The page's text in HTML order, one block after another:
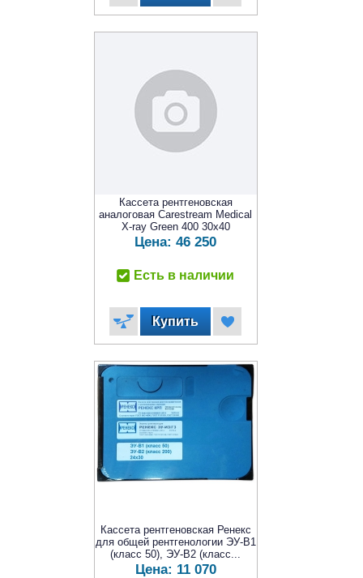
Кассета рентгеновская
аналоговая Carestream Medical
X-ray Green 400 30x40
Цена: 46 250
Есть в наличии
Кассета рентгеновская Ренекс
для общей рентгенологии ЭУ-В1
(класс 50), ЭУ-В2 (класс...
Цена: 11 070